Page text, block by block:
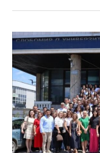
Nagrada
za
najbolje
učenike
od
Grada
Doboja